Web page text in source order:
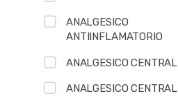
ANALGESICO
ANTIINFLAMATORIO
ANALGESICO CENTRAL
ANALGESICO CENTRAL